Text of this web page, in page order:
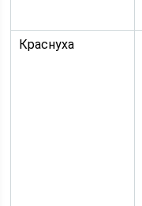
Краснуха